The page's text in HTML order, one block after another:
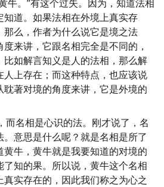
牛。”有这个过失。因为，知道法相
知道。如果法相在外境上真实存
么，作者为什么说它是境之法
来讲，它跟名相完全是不同的，
如解言知义是人的法相，那么解
上存在；而这种特点，也应该说
著对境的角度来讲，它是外境的
而名相是心识的法。刚才说了，名
意思是什么呢？就是名相是所了
牛，黄牛就是我要知道的对境的
知的果。所以说，黄牛这个名相
实存在的，因此我们称之为心之